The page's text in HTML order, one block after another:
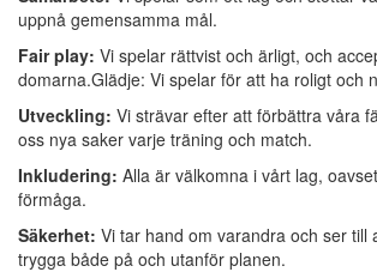
uppnå gemensamma mål.
Fair play: Vi spelar rättvist och ärligt, och
domarna.Glädje: Vi spelar för att ha roligt och
Utveckling: Vi strävar efter att förbättra våra
oss nya saker varje träning och match.
Inkludering: Alla är välkomna i vårt lag,
förmåga.
Säkerhet: Vi tar hand om varandra och ser till
trygga både på och utanför planen.